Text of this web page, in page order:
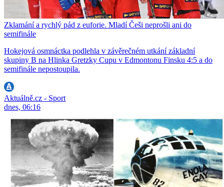
Zklamání a rychlý pád z euforie. Mladí Češi neprošli ani do
semifinále
Hokejová osmnáctka podlehla v závěrečném utkání základní
skupiny B na Hlinka Gretzky Cupu v Edmontonu Finsku 4:5 a do
semifinále nepostoupila.
Aktuálně.cz - Sport
dnes, 06:16